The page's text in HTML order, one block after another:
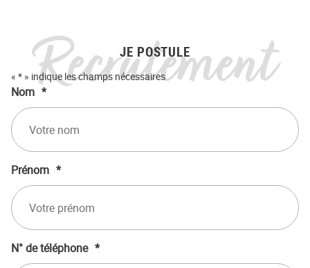
Recrutement
JE POSTULE
« * » indique les champs nécessaires
Nom *
Prénom *
N° de téléphone *